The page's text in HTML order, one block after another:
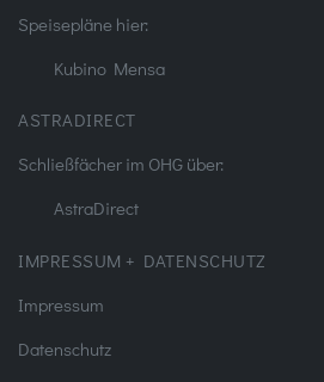
Speisepläne hier:
Kubino Mensa
ASTRADIRECT
Schließfächer im OHG über:
AstraDirect
IMPRESSUM + DATENSCHUTZ
Impressum
Datenschutz